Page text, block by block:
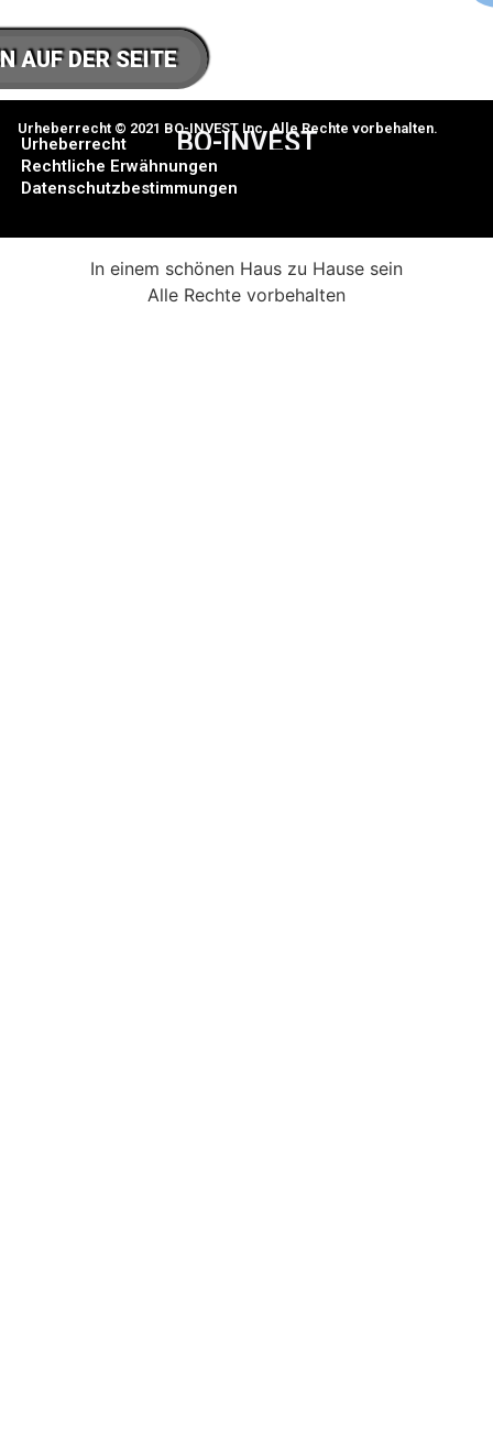
AUF DER SEITE
BO-INVEST
Urheberrecht © 2021 BO-INVEST Inc. Alle Rechte vorbehalten.
Urheberrecht
Rechtliche Erwähnungen
Datenschutzbestimmungen
In einem schönen Haus zu Hause sein
Alle Rechte vorbehalten